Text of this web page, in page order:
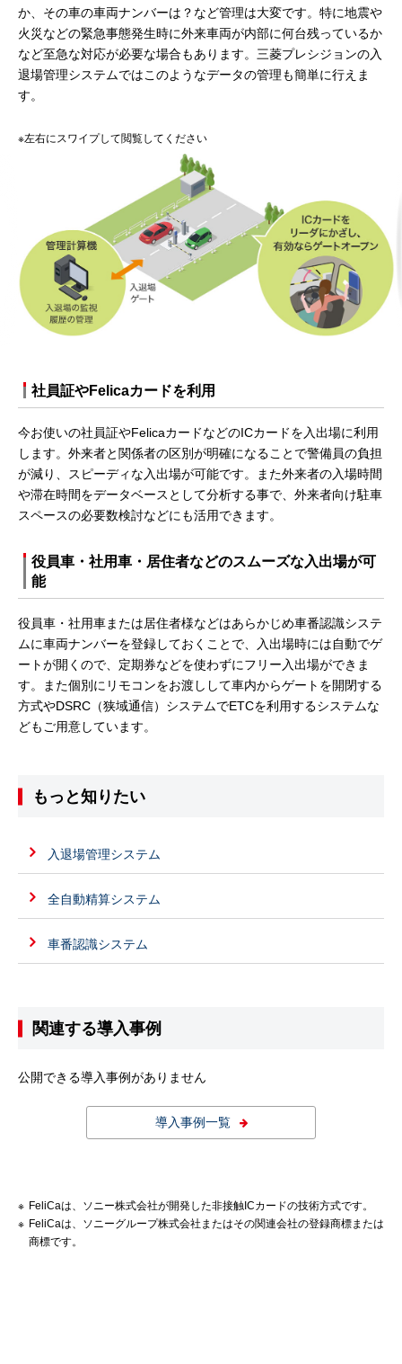
か、その車の車両ナンバーは？など管理は大変です。特に地震や
火災などの緊急事態発生時に外来車両が内部に何台残っているか
など至急な対応が必要な場合もあります。三菱プレシジョンの入
退場管理システムではこのようなデータの管理も簡単に行えま
す。
社員証やFelicaカードを利用
今お使いの社員証やFelicaカードなどのICカードを入出場に利用
します。外来者と関係者の区別が明確になることで警備員の負担
が減り、スピーディな入出場が可能です。また外来者の入場時間
や滞在時間をデータベースとして分析する事で、外来者向け駐車
スペースの必要数検討などにも活用できます。
役員車・社用車・居住者などのスムーズな入出場が可
能
役員車・社用車または居住者様などはあらかじめ車番認識システ
ムに車両ナンバーを登録しておくことで、入出場時には自動でゲ
ートが開くので、定期券などを使わずにフリー入出場ができま
す。また個別にリモコンをお渡しして車内からゲートを開閉する
方式やDSRC（狭域通信）システムでETCを利用するシステムな
どもご用意しています。
もっと知りたい
入退場管理システム
全自動精算システム
車番認識システム
関連する導入事例
公開できる導入事例がありません
導入事例一覧
FeliCaは、ソニー株式会社が開発した非接触ICカードの技術方式です。
FeliCaは、ソニーグループ株式会社またはその関連会社の登録商標または
商標です。